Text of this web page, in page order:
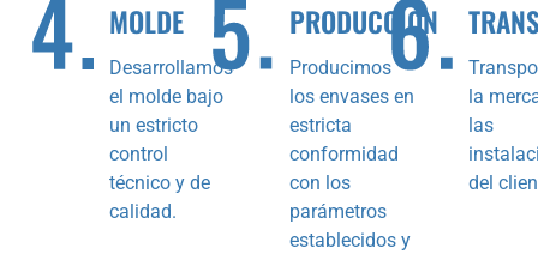
MOLDE
Desarrollamos
el molde bajo
un estricto
control
técnico y de
calidad.
PRODUCCIÓN
Producimos
los envases en
estricta
conformidad
con los
parámetros
establecidos y
la
las
del